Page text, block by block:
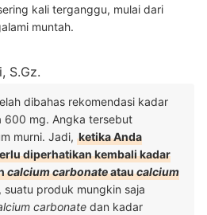
kali terganggu, mulai dari
muntah.
S.Gz.
dibahas rekomendasi kadar
600 mg. Angka tersebut
murni. Jadi, ketika Anda
diperhatikan kembali kadar
calcium carbonateataucalcium
suatu produk mungkin saja
carbonate dan kadar